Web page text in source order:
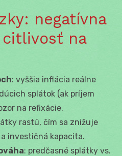
negatívna
na
: vyššia inflácia reálne
splátok (ak príjem
na refixácie.
rastú, čím sa znižuje
investičná kapacita.
: predčasné splátky vs.